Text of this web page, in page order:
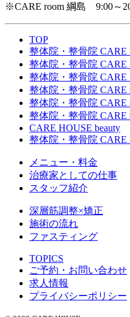
※CARE room 綱島 9:00～
TOP
整体院・整骨院 CARE
整体院・整骨院 CARE
整体院・整骨院 CARE
整体院・整骨院 CARE
整体院・整骨院 CARE
整体院・整骨院 CARE
CARE HOUSE beauty
整体院・整骨院 CARE
メニュー・料金
治療家としての仕事
スタッフ紹介
深層筋調整×矯正
施術の流れ
ファスティング
TOPICS
ご予約・お問い合わせ
求人情報
プライバシーポリシー